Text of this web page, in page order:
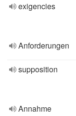
exigencies
Anforderungen
supposition
Annahme